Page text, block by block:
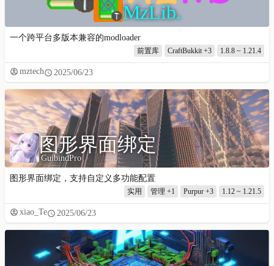
MzLib.
一个跨平台多版本兼容的modloader
前置库 CraftBukkit+3 1.8.8 ~ 1.21.4
mztech 2025/06/23
图形界面绑定
GuibindPro
图形界面绑定，支持自定义多功能配置
实用 管理 +1 Purpur +3 1.12 ~ 1.21.5
xiao_Te 2025/06/23